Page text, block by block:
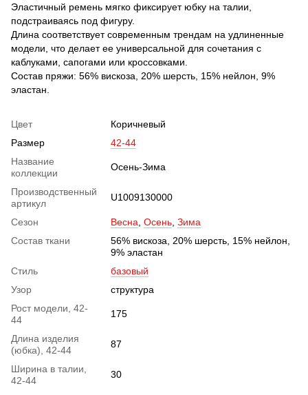
Эластичный ремень мягко фиксирует юбку на талии,
подстраиваясь под фигуру.
Длина соответствует современным трендам на удлиненные
модели, что делает ее универсальной для сочетания с
каблуками, сапогами или кроссовками.
Состав пряжи: 56% вискоза, 20% шерсть, 15% нейлон, 9%
эластан.
Цвет
Коричневый
Размер
42-44
Название
коллекции
Осень-Зима
Производственный
артикул
U1009130000
Сезон Весна Осень Зима
Состав ткани
56% вискоза, 20% шерсть, 15% нейлон,
9% эластан
Стиль
базовый
Узор
структура
Рост модели, 42-
44
175
Длина изделия
(юбка), 42-44
87
Ширина в талии,
42-44
30